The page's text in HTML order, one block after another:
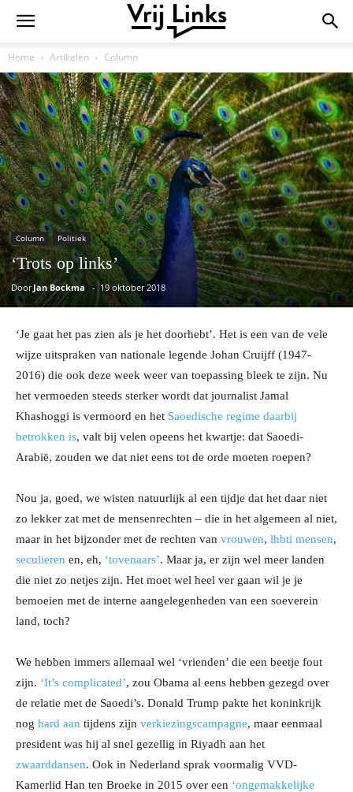
Home Artikelen Column
Column Politiek
‘Trots op links’
Door Jan Bockma - 19 oktober 2018
‘Je gaat het pas zien als je het doorhebt’. Het is een van de vele
wijze uitspraken van nationale legende Johan Cruijff (1947-
2016) die ook deze week weer van toepassing bleek te zijn. Nu
het vermoeden steeds sterker wordt dat journalist Jamal
Khashoggi is vermoord en het Saoedische regime daarbij
betrokken is, valt bij velen opeens het kwartje: dat Saoedi-
Arabië, zouden we dat niet eens tot de orde moeten roepen?
Nou ja, goed, we wisten natuurlijk al een tijdje dat het daar niet
zo lekker zat met de mensenrechten – die in het algemeen al niet,
maar in het bijzonder met de rechten van vrouwen, lhbti mensen,
seculieren en, eh, ‘tovenaars’. Maar ja, er zijn wel meer landen
die niet zo netjes zijn. Het moet wel heel ver gaan wil je je
bemoeien met de interne aangelegenheden van een soeverein
land, toch?
We hebben immers allemaal wel ‘vrienden’ die een beetje fout
zijn. ‘It’s complicated’, zou Obama al eens hebben gezegd over
de relatie met de Saoedi’s. Donald Trump pakte het koninkrijk
nog hard aan tijdens zijn verkiezingscampagne, maar eenmaal
president was hij al snel gezellig in Riyadh aan het
zwaarddansen. Ook in Nederland sprak voormalig VVD-
Kamerlid Han ten Broeke in 2015 over een ‘ongemakkelijke